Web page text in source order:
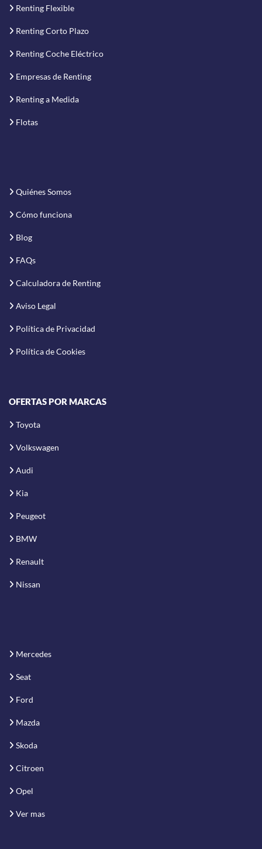
Renting Flexible
Renting Corto Plazo
Renting Coche Eléctrico
Empresas de Renting
Renting a Medida
Flotas
Quiénes Somos
Cómo funciona
Blog
FAQs
Calculadora de Renting
Aviso Legal
Política de Privacidad
Política de Cookies
OFERTAS POR MARCAS
Toyota
Volkswagen
Audi
Kia
Peugeot
BMW
Renault
Nissan
Mercedes
Seat
Ford
Mazda
Skoda
Citroen
Opel
Ver mas